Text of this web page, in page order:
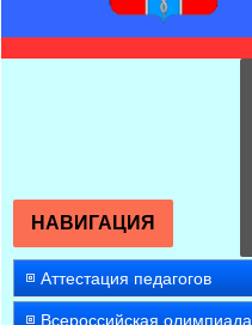
НАВИГАЦИЯ
Аттестация педагогов
Всероссийская олимпиада